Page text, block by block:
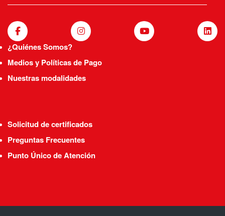
¿Quiénes Somos?
Medios y Políticas de Pago
Nuestras modalidades
Solicitud de certificados
Preguntas Frecuentes
Punto Único de Atención